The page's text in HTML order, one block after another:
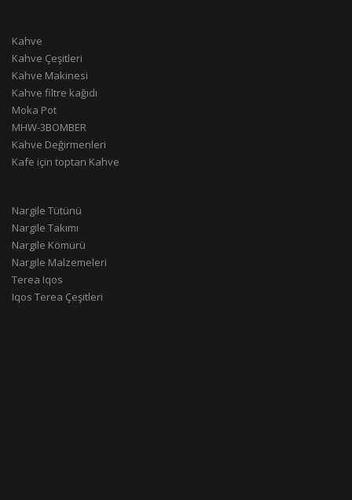
Kahve
Kahve Çeşitleri
Kahve Makinesi
Kahve filtre kağıdı
Moka Pot
MHW-3BOMBER
Kahve Değirmenleri
Kafe için toptan Kahve
Nargile Tütünü
Nargile Takımı
Nargile Kömürü
Nargile Malzemeleri
Terea Iqos
Iqos Terea Çeşitleri